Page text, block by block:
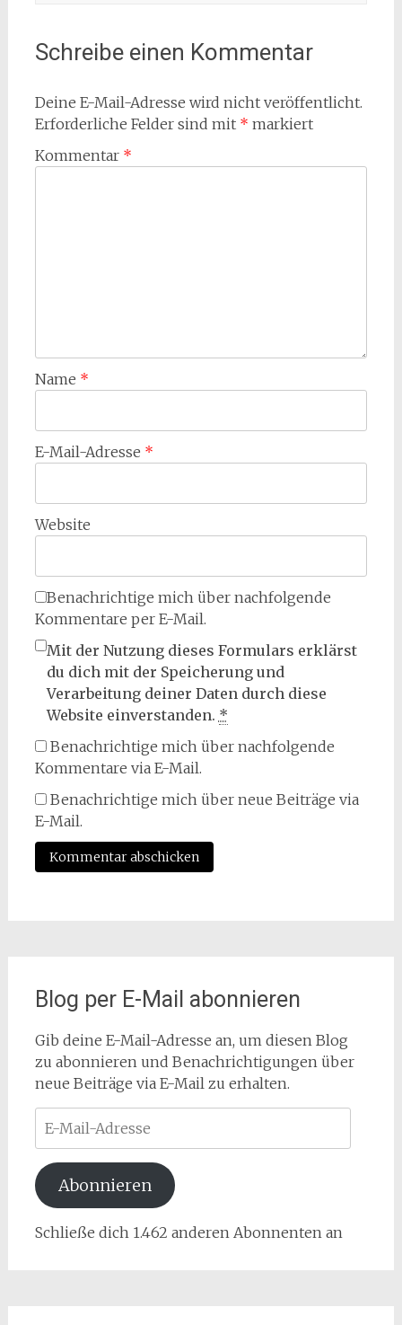
Schreibe einen Kommentar
Deine E-Mail-Adresse wird nicht veröffentlicht.
Erforderliche Felder sind mit * markiert
Kommentar *
Name *
E-Mail-Adresse *
Website
Benachrichtige mich über nachfolgende
Kommentare per E-Mail.
Mit der Nutzung dieses Formulars erklärst
du dich mit der Speicherung und
Verarbeitung deiner Daten durch diese
Website einverstanden. *
Benachrichtige mich über nachfolgende
Kommentare via E-Mail.
Benachrichtige mich über neue Beiträge via
E-Mail.
Blog per E-Mail abonnieren
Gib deine E-Mail-Adresse an, um diesen Blog
zu abonnieren und Benachrichtigungen über
neue Beiträge via E-Mail zu erhalten.
Mail-
Adresse
Abonnieren
Schließe dich 1.462 anderen Abonnenten an